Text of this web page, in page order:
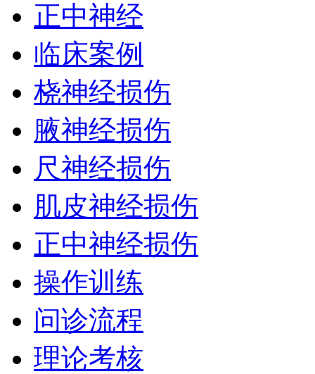
正中神经
临床案例
桡神经损伤
腋神经损伤
尺神经损伤
肌皮神经损伤
正中神经损伤
操作训练
问诊流程
理论考核